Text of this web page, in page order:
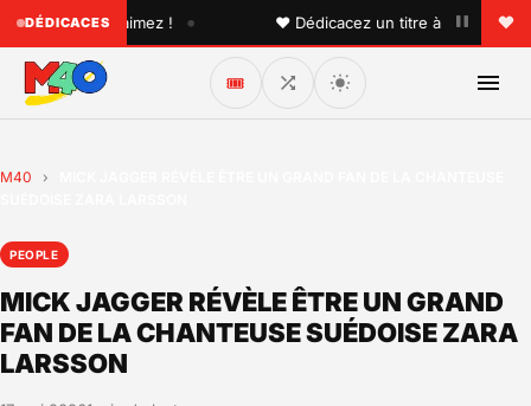
DÉDICACES
que vous aimez ! • ♥ Dédicacez un titre à vos proches
🎟️
M40 ›
PEOPLE
MICK JAGGER RÉVÈLE ÊTRE UN GRAND
FAN DE LA CHANTEUSE SUÉDOISE ZARA
LARSSON